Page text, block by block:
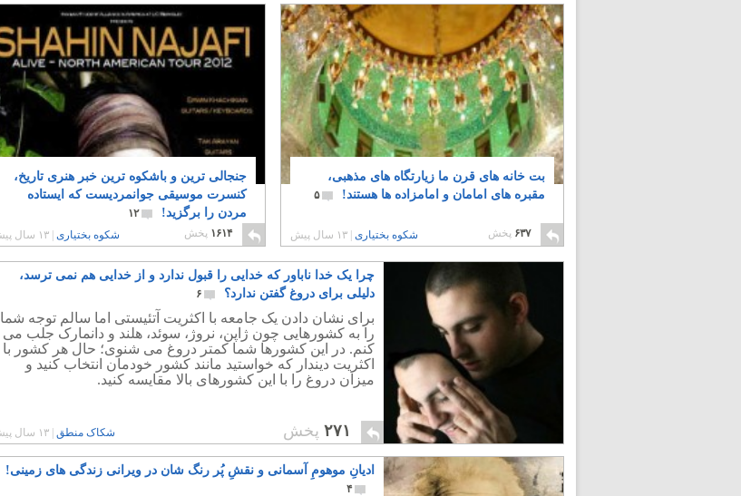
بت خانه های قرن ما زیارتگاه های مذهبی،
مقبره های امامان و امامزاده ها هستند!
۵
۶۳۷ پخش شکوه بختیاری |۱۳ سال پیش
جنجالی ترین و باشکوه ترین خبر هنری تاریخ،
کنسرت موسیقی جوانمردیست که ایستاده
مردن را برگزید!
۱۲
۱۶۱۴ پخش شکوه بختیاری ۱۳ سال پیش
چرا یک خدا ناباور که خدایی را قبول ندارد و از خدایی هم نمی ترسد،
دلیلی برای دروغ گفتن ندارد؟
۶
برای نشان دادن یک جامعه با اکثریت آتئیستی اما سالم توجه شما
را به کشورهایی چون ژاپن، نروژ، سوئد، هلند و دانمارک جلب می
کنم. در این کشورها شما کمتر دروغ می شنوی؛ حال هر کشور با
اکثریت دیندار که خواستید مانند کشور خودمان انتخاب کنید و
میزان دروغ را با این کشورهای بالا مقایسه کنید.
۲۷۱ پخش شکاک منطق ۱۳ سال پیش
ادیانِ موهومِ آسمانی و نقشِ پُر رنگ شان در ویرانی زندگی های زمینی!
۴